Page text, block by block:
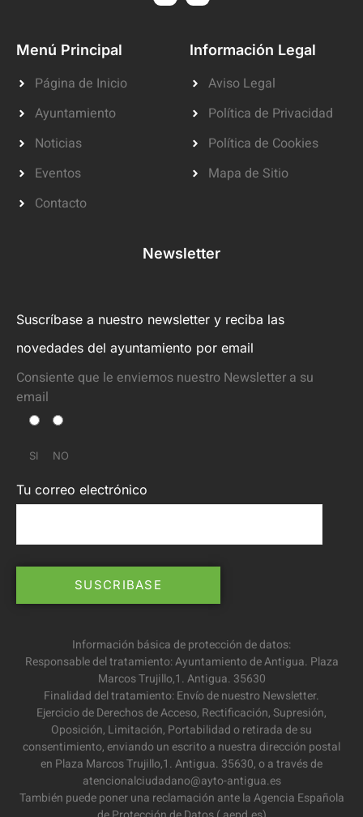
Menú Principal
Página de Inicio
Ayuntamiento
Noticias
Eventos
Contacto
Información Legal
Aviso Legal
Política de Privacidad
Política de Cookies
Mapa de Sitio
Newsletter
Suscríbase a nuestro newsletter y reciba las
novedades del ayuntamiento por email
Consiente que le enviemos nuestro Newsletter a su
email
SI NO
Tu correo electrónico
Información básica de protección de datos:
Responsable del tratamiento: Ayuntamiento de Antigua. Plaza
Marcos Trujillo,1. Antigua. 35630
Finalidad del tratamiento: Envío de nuestro Newsletter.
Ejercicio de Derechos de Acceso, Rectificación, Supresión,
Oposición, Limitación, Portabilidad o retirada de su
consentimiento, enviando un escrito a nuestra dirección postal
en Plaza Marcos Trujillo,1. Antigua. 35630, o a través de
atencionalciudadano@ayto-antigua.es
También puede poner una reclamación ante la Agencia Española